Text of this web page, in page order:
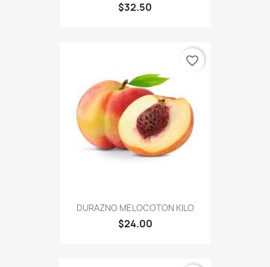
$32.50
DURAZNO MELOCOTON KILO
$24.00
favorite_border